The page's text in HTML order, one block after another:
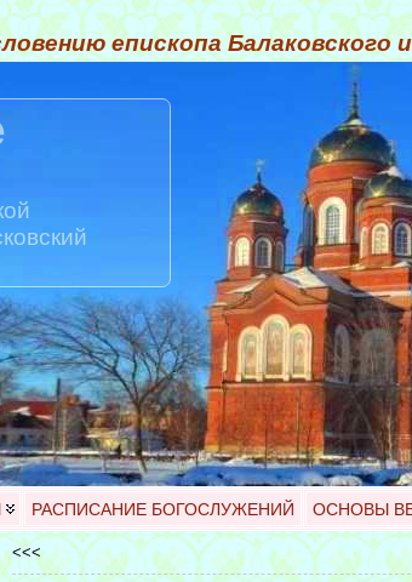
епископа Балаковского
РАСПИСАНИЕ БОГОСЛУЖЕНИЙ ОСНОВЫ
<<<